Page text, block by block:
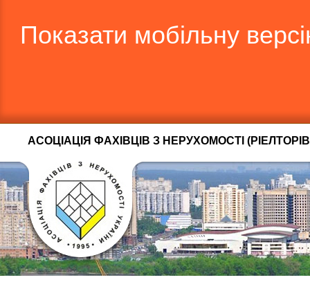
Показати мобільну
АСОЦІАЦІЯ ФАХІВЦІВ З НЕРУХОМОСТІ